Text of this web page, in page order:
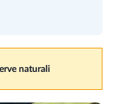
naturali